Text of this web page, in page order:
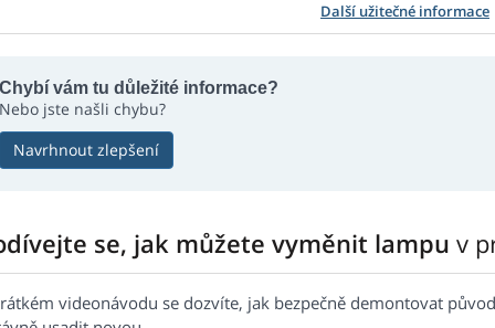
Další užitečné informace
Chybí vám tu důležité informace?
Nebo jste našli chybu?
Navrhnout zlepšení
se, jak můžete vyměnit lampu v
videonávodu se dozvíte, jak bezpečně demontovat